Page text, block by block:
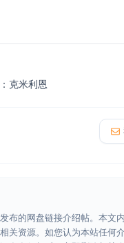
克米利恩
布的网盘链接介绍帖。本文
关资源。如您认为本站任何